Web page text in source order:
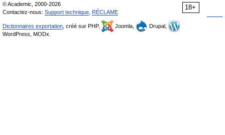
18+
© Academic, 2000-2026
Contactez-nous: Support technique RÉCLAME
Dictionnaires exportation , créé sur PHP, Joomla,
Drupal,
WordPress, MODx.